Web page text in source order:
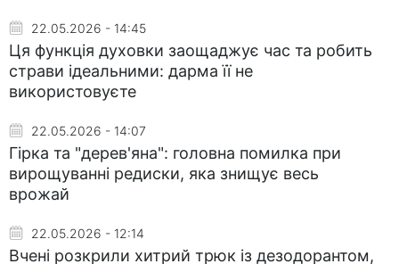
22.05.2026 - 14:45
Ця функція духовки заощаджує час та робить
страви ідеальними: дарма її не
використовуєте
22.05.2026 - 14:07
Гірка та "дерев'яна": головна помилка при
вирощуванні редиски, яка знищує весь
врожай
22.05.2026 - 12:14
Вчені розкрили хитрий трюк із дезодорантом,